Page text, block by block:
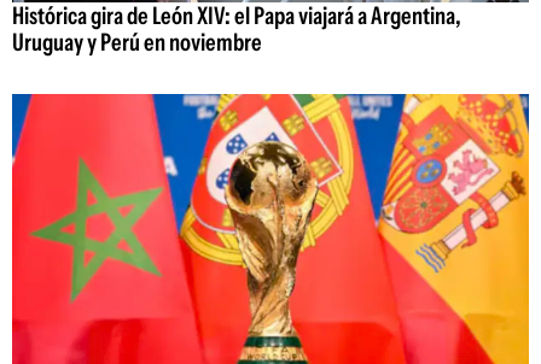
Histórica gira de León XIV: el Papa viajará a Argentina,
Uruguay y Perú en noviembre